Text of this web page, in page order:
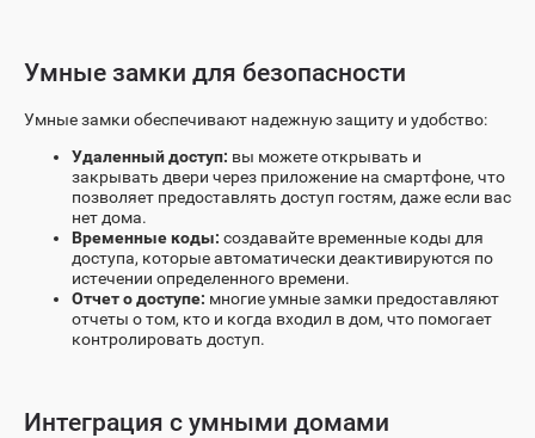
Умные замки для безопасности
Умные замки обеспечивают надежную защиту и удобство:
Удаленный доступ: вы можете открывать и
закрывать двери через приложение на смартфоне, что
позволяет предоставлять доступ гостям, даже если вас
нет дома.
Временные коды: создавайте временные коды для
доступа, которые автоматически деактивируются по
истечении определенного времени.
Отчет о доступе: многие умные замки предоставляют
отчеты о том, кто и когда входил в дом, что помогает
контролировать доступ.
Интеграция с умными домами